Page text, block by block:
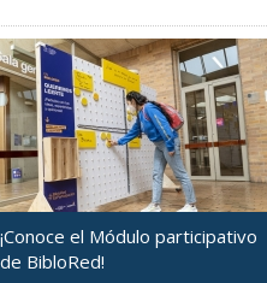
¡Conoce el Módulo participativo
de BibloRed!